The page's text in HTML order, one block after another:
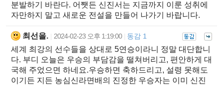
분발하기 바란다. 어쨋든 신진서는 지금까지 이룬 성취에
자만하지 말고 새로운 전설을 만들어 나가기 바랍니다.
최선을. 2024-02-23 오후 1:19:00 동감 1
세계 최강의 선수들을 상대로 5연승이라니 정말 대단합니
다. 부디 오늘은 우승의 부담감을 떨쳐버리고, 편안하게 대
국해 주었으면 하네요.우승하면 축하드리고, 설령 못해도
이기든 지든 농심신라면배의 진정한 우승자는 이미 신진